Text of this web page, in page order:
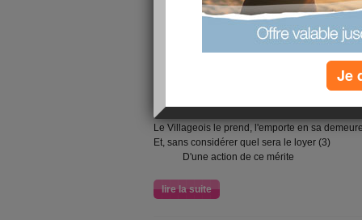
Esope conte qu'un Manant, (1)
Charitable autant que peu sage,
Un jour d'hiver se promenant
Aperçut un Serpent sur la neige étendu,
N'ayant pas à vivre un quart d'heure.
Le Villageois le prend, l'emporte en sa
Et, sans considérer quel sera le loyer (3)
D'une action de ce mérite
lire la suite
Je